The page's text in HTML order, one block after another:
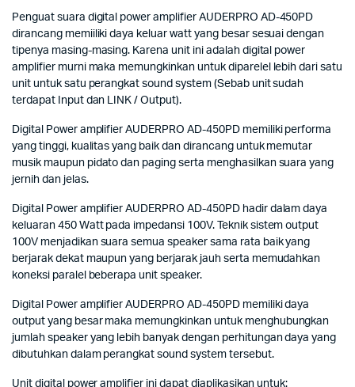
Penguat suara digital power amplifier AUDERPRO AD-450PD
dirancang memiiliki daya keluar watt yang besar sesuai dengan
tipenya masing-masing. Karena unit ini adalah digital power
amplifier murni maka memungkinkan untuk diparelel lebih dari satu
unit untuk satu perangkat sound system (Sebab unit sudah
terdapat Input dan LINK / Output).
Digital Power amplifier AUDERPRO AD-450PD memiliki performa
yang tinggi, kualitas yang baik dan dirancang untuk memutar
musik maupun pidato dan paging serta menghasilkan suara yang
jernih dan jelas.
Digital Power amplifier AUDERPRO AD-450PD hadir dalam daya
keluaran 450 Watt pada impedansi 100V. Teknik sistem output
100V menjadikan suara semua speaker sama rata baik yang
berjarak dekat maupun yang berjarak jauh serta memudahkan
koneksi paralel beberapa unit speaker.
Digital Power amplifier AUDERPRO AD-450PD memiliki daya
output yang besar maka memungkinkan untuk menghubungkan
jumlah speaker yang lebih banyak dengan perhitungan daya yang
dibutuhkan dalam perangkat sound system tersebut.
Unit digital power amplifier ini dapat diaplikasikan untuk: